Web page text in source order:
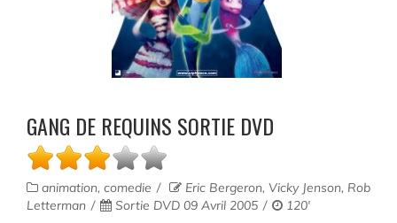
GANG DE REQUINS SORTIE DVD
animation, comedie
Eric Bergeron, Vicky Jenson, Rob
Letterman
Sortie DVD 09 Avril 2005
120'